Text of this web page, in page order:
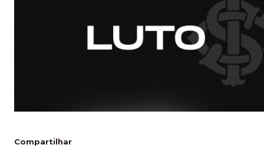
Compartilhar